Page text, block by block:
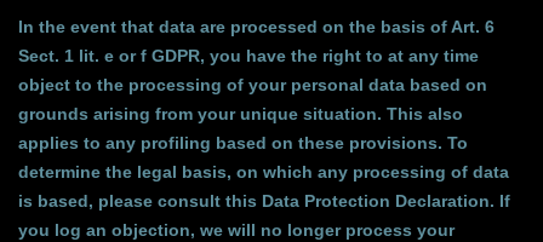
In the event that data are processed on the basis of Art. 6
Sect. 1 lit. e or f GDPR, you have the right to at any time
object to the processing of your personal data based on
grounds arising from your unique situation. This also
applies to any profiling based on these provisions. To
determine the legal basis, on which any processing of data
is based, please consult this Data Protection Declaration. If
you log an objection, we will no longer process your